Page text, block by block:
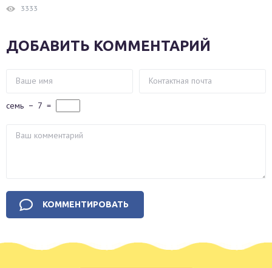
3333
ДОБАВИТЬ КОММЕНТАРИЙ
семь − 7 =